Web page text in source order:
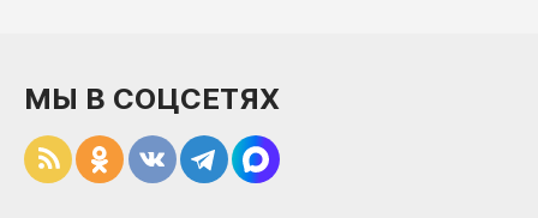
МЫ В СОЦСЕТЯХ